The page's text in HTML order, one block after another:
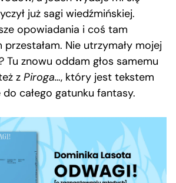
już sagi wiedźmińskiej.
opowiadania i coś tam
przestałam. Nie utrzymały mojej
Tu znowu oddam głos samemu
z Piroga…, który jest tekstem
całego gatunku fantasy.